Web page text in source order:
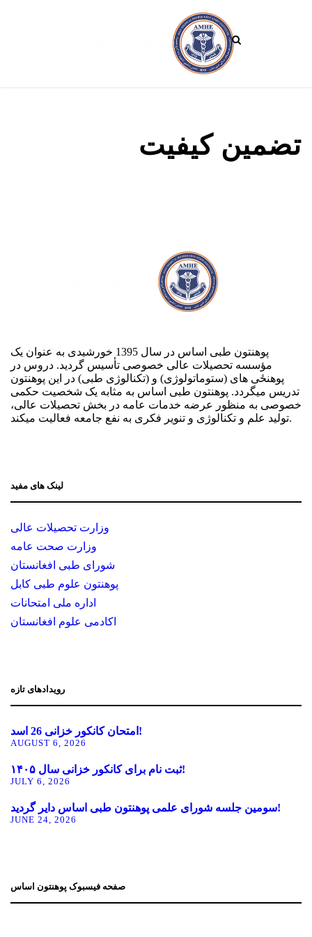
تضمین کیفیت
پوهنتون طبی اساس در سال 1395 خورشیدی به عنوان یک
مؤسسه تحصیلات عالی خصوصی تأسیس گردید. دروس در
پوهنځی های (ستوماتولوژی) و (تکنالوژی طبی) در این پوهنتون
تدریس می‏گردد. پوهنتون طبی اساس به مثابه یک شخصیت حکمی
خصوصی به منظور عرضه خدمات عامه در بخش تحصیلات عالی،
تولید علم و تکنالوژی و تنویر فکری به نفع جامعه فعالیت می‏کند.
لینک های مفید
وزارت تحصیلات عالی
وزارت صحت عامه
شورای طبی افغانستان
پوهنتون علوم طبی کابل
اداره ملی امتحانات
اکادمی علوم افغانستان
رویدادهای تازه
امتحان کانکور خزانی 26 اسد!
AUGUST 6, 2026
ثبت نام برای کانکور خزانی سال ۱۴۰۵!
JULY 6, 2026
سومین جلسه شورای علمی پوهنتون طبی اساس دایر گردید!
JUNE 24, 2026
صفحه فیسبوک پوهنتون اساس